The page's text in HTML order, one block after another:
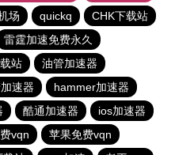
场 quickq
CHK下载站
雷霆加速免费永久
站
油管加速器
速器
hammer加速器
酷通加速器
ios加速器
vqn
苹果免费vqn